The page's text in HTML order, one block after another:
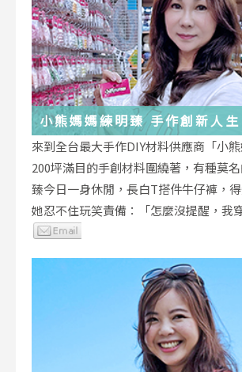
小熊媽媽練明臻 手作創新人生
來到全台最大手作DIY材料供應商「小
200坪滿目的手創材料圍繞著，有種莫
臻今日一身休閒，長白T搭件牛仔褲，得
她忍不住玩笑責備：「怎麼沒提醒，我